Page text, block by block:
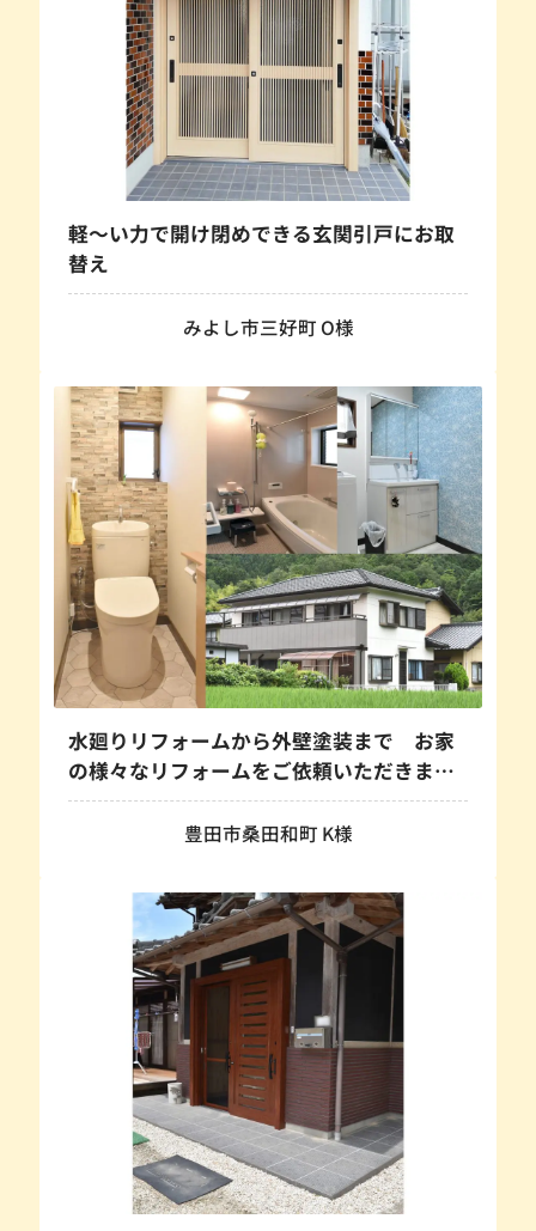
軽～い力で開け閉めできる玄関引戸にお取
替え
みよし市三好町 O様
水廻りリフォームから外壁塗装まで お家
の様々なリフォームをご依頼いただきまし
た！
豊田市桑田和町 K様